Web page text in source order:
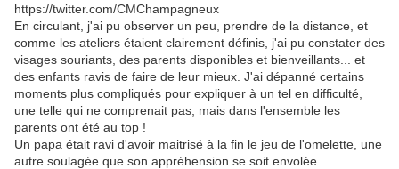
https://twitter.com/CMChampagneux
En circulant, j'ai pu observer un peu, prendre de la distance, et
comme les ateliers étaient clairement définis, j'ai pu constater des
visages souriants, des parents disponibles et bienveillants... et
des enfants ravis de faire de leur mieux. J'ai dépanné certains
moments plus compliqués pour expliquer à un tel en difficulté,
une telle qui ne comprenait pas, mais dans l'ensemble les
parents ont été au top !
Un papa était ravi d'avoir maitrisé à la fin le jeu de l'omelette, une
autre soulagée que son appréhension se soit envolée.